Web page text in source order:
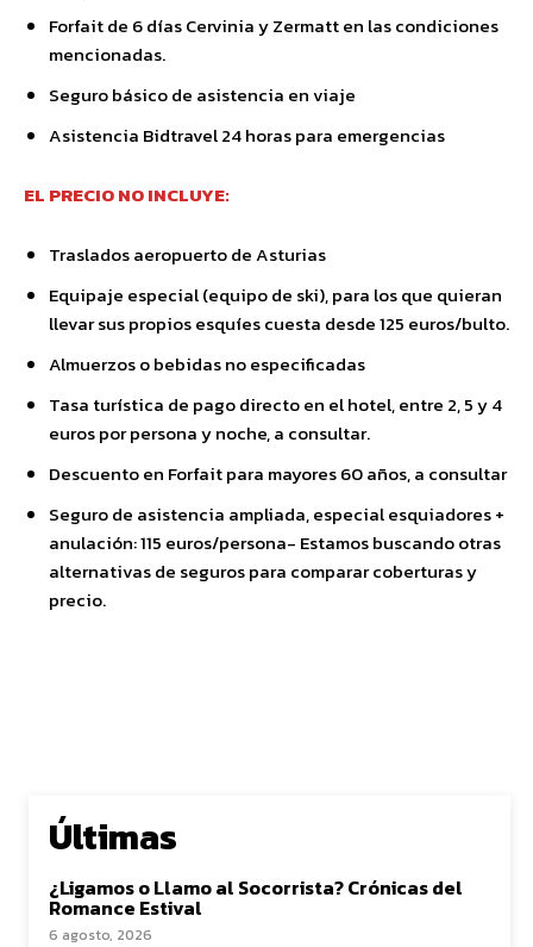
Forfait de 6 días Cervinia y Zermatt en las condiciones
mencionadas.
Seguro básico de asistencia en viaje
Asistencia Bidtravel 24 horas para emergencias
EL PRECIO NO INCLUYE:
Traslados aeropuerto de Asturias
Equipaje especial (equipo de ski), para los que quieran
llevar sus propios esquíes cuesta desde 125 euros/bulto.
Almuerzos o bebidas no especificadas
Tasa turística de pago directo en el hotel, entre 2, 5 y 4
euros por persona y noche, a consultar.
Descuento en Forfait para mayores 60 años, a consultar
Seguro de asistencia ampliada, especial esquiadores +
anulación: 115 euros/persona- Estamos buscando otras
alternativas de seguros para comparar coberturas y
precio.
Últimas
¿Ligamos o Llamo al Socorrista? Crónicas del
Romance Estival
6 agosto, 2026